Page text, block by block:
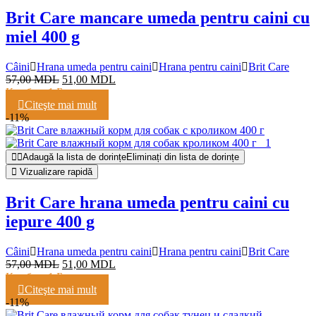
Brit Care mancare umeda pentru caini cu
miel 400 g
Câini Hrana umeda pentru caini Hrana pentru caini
Brit Care
57,00MDL 51,00 MDL
Кешбэк:1 Балл
Citeşte mai mult
-11%
Adaugă la lista de dorințeEliminați din lista de dorințe
Vizualizare rapidă
Brit Care hrana umeda pentru caini cu
iepure 400 g
Câini Hrana umeda pentru caini Hrana pentru caini
Brit Care
57,00MDL 51,00 MDL
Кешбэк:1 Балл
Citeşte mai mult
-11%